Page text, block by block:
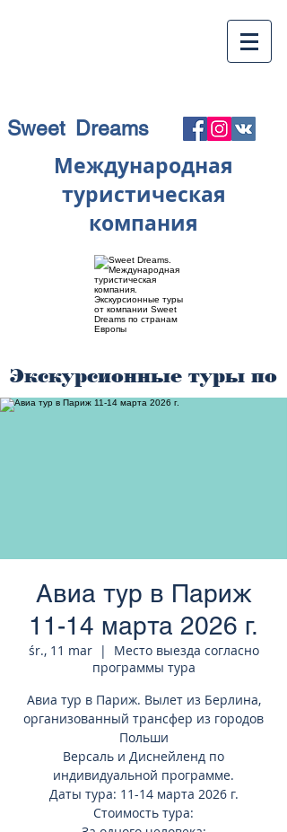
Sweet Dreams
Международная
туристическая
компания
Экскурсионные туры по
странам Европы
Авиа тур в Париж
11-14 марта 2026 г.
śr., 11 mar
  |
Место выезда согласно
программы тура
Авиа тур в Париж. Вылет из Берлина,
организованный трансфер из городов
Польши
Версаль и Диснейленд по
индивидуальной программе.
Даты тура: 11-14 марта 2026 г.
Стоимость тура: